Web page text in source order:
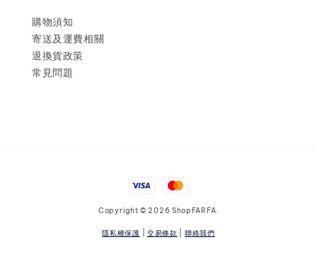
購物須知
寄送及運費相關
退換貨政策
常見問題
Copyright © 2026 ShopFARFA.
隱私權保護 交易條款 聯絡我們